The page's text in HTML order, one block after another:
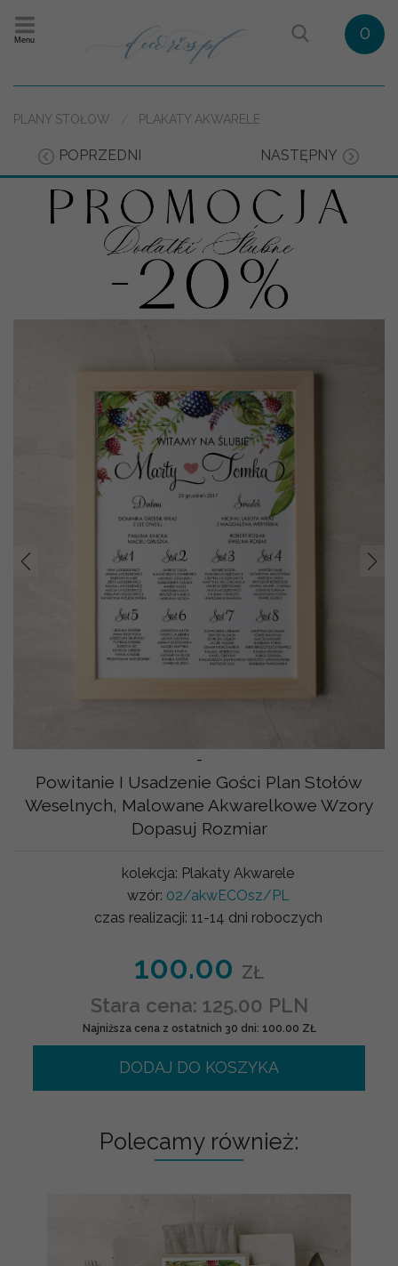
Menu 0
PLANY STOŁÓW PLAKATY AKWARELE
POPRZEDNI NASTĘPNY
-
Prev
Powitanie I Usadzenie Gości Plan Stołów
Weselnych, Malowane Akwarelkowe Wzory
Dopasuj Rozmiar
kolekcja: Plakaty Akwarele
wzór: 02/akwECOsz/PL
czas realizacji: 11-14 dni roboczych
100.00 ZŁ
Stara cena: 125.00 PLN
Najniższa cena z ostatnich 30 dni: 100.00 ZŁ
DODAJ DO KOSZYKA
Polecamy również: